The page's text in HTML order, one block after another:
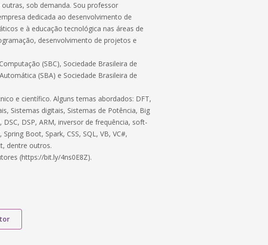
sob demanda. Sou professor
dedicada ao desenvolvimento de
e à educação tecnológica nas áreas de
desenvolvimento de projetos e
(SBC), Sociedade Brasileira de
(SBA) e Sociedade Brasileira de
e científico. Alguns temas abordados: DFT,
Sistemas digitais, Sistemas de Potência, Big
DSC, DSP, ARM, inversor de frequência, soft-
Boot, Spark, CSS, SQL, VB, VC#,
dentre outros.
(https://bit.ly/4ns0E8Z).